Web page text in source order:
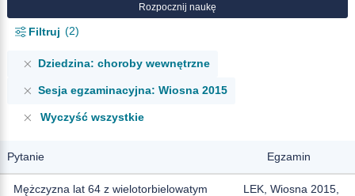
Filtruj 2
Rozpocznij naukę
Dziedzina: choroby wewnętrzne
Sesja egzaminacyjna: Wiosna 2015
Wyczyść wszystkie
Pytanie Egzamin
Mężczyzna lat 64 z wielotorbielowatym
LEK, Wiosna 2015,